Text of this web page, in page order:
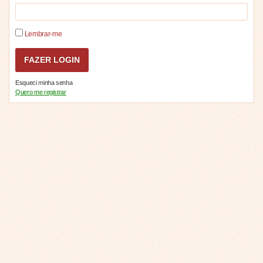
Lembrar-me
Esqueci minha senha
Quero me registrar